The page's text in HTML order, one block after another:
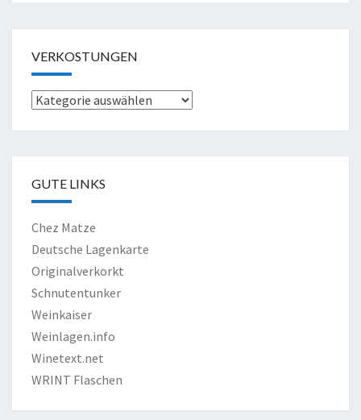
VERKOSTUNGEN
Verkostungen
GUTE LINKS
Chez Matze
Deutsche Lagenkarte
Originalverkorkt
Schnutentunker
Weinkaiser
Weinlagen.info
Winetext.net
WRINT Flaschen